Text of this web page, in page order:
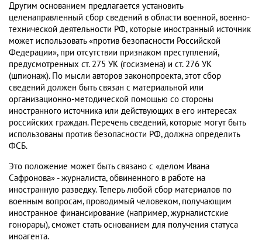
Другим основанием предлагается установить
целенаправленный сбор сведений в области военной, военно-
технической деятельности РФ, которые иностранный источник
может использовать «против безопасности Российской
Федерации», при отсутствии признаком преступлений,
предусмотренных ст. 275 УК (госизмена) и ст. 276 УК
(шпионаж). По мысли авторов законопроекта, этот сбор
сведений должен быть связан с материальной или
организационно-методической помощью со стороны
иностранного источника или действующих в его интересах
российских граждан. Перечень сведений, которые могут быть
использованы против безопасности РФ, должна определить
ФСБ.
Это положение может быть связано с «делом Ивана
Сафронова» - журналиста, обвиненного в работе на
иностранную разведку. Теперь любой сбор материалов по
военным вопросам, проводимый человеком, получающим
иностранное финансирование (например, журналистские
гонорары), сможет стать основанием для получения статуса
иноагента.